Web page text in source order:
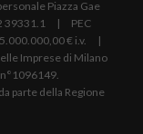
Piazza Gae
39331.1 | PEC
€ i.v. |
Imprese di Milano
parte della Regione